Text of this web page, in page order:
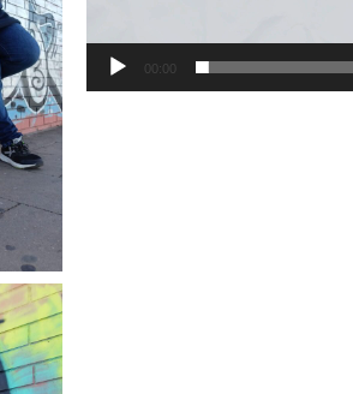
00:00